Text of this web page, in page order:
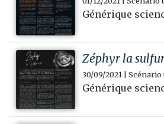
Générique
Zéphyr la
30/09/2021 | Scénario
Générique